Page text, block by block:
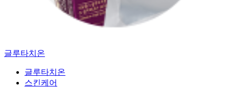
글루타치온
글루타치온
스킨케어